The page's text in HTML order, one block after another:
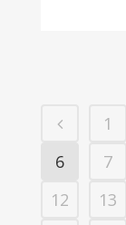
1
6
7
12
13